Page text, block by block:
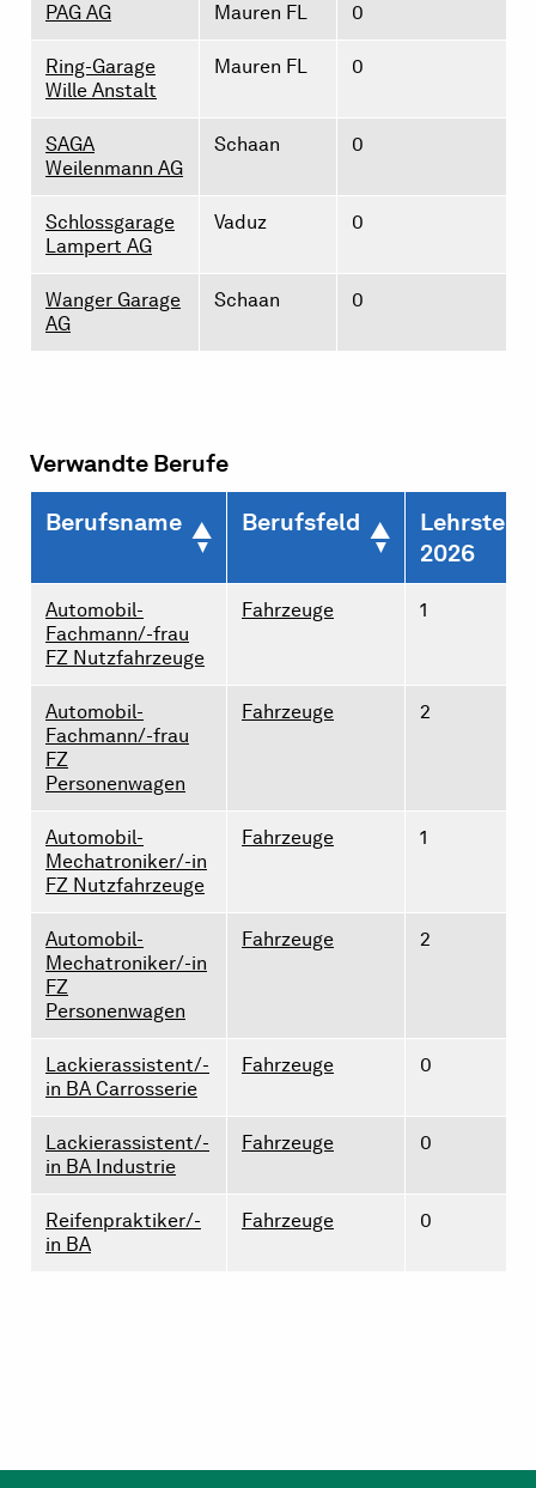
PAG AG Mauren FL 0
Ring-Garage
Wille Anstalt
Mauren FL 0
SAGA
Weilenmann AG
Schaan 0
Schlossgarage
Lampert AG
Vaduz 0
Wanger Garage
AG
Schaan 0
Verwandte Berufe
Berufsname Berufsfeld
2026
Automobil-
Fachmann/-frau
FZ Nutzfahrzeuge
Fahrzeuge 1
Automobil-
Fachmann/-frau
FZ
Personenwagen
Fahrzeuge 2
Automobil-
Mechatroniker/-in
FZ Nutzfahrzeuge
Fahrzeuge 1
Automobil-
Mechatroniker/-in
FZ
Personenwagen
Fahrzeuge 2
Lackierassistent/-
in BA Carrosserie
Fahrzeuge 0
Lackierassistent/-
in BA Industrie
Fahrzeuge 0
Reifenpraktiker/-
in BA
Fahrzeuge 0